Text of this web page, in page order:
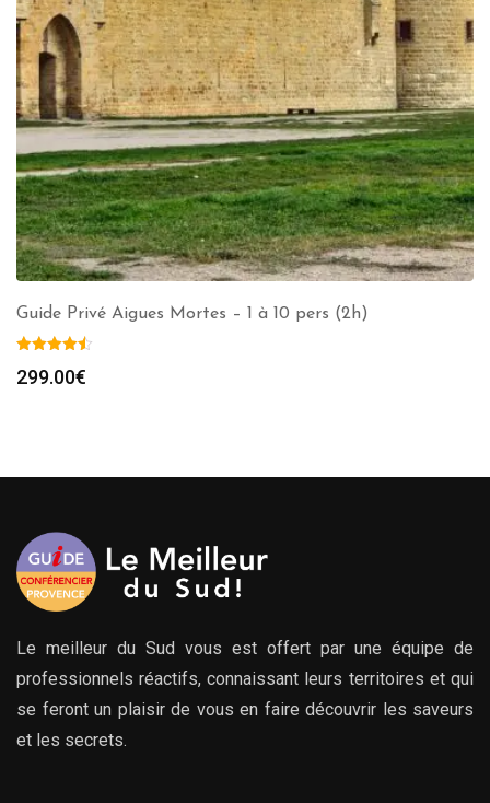
Guide Privé Aigues Mortes – 1 à 10 pers (2h)
299.00€
Le meilleur du Sud vous est offert par une équipe de
professionnels réactifs, connaissant leurs territoires et qui
se feront un plaisir de vous en faire découvrir les saveurs
et les secrets.